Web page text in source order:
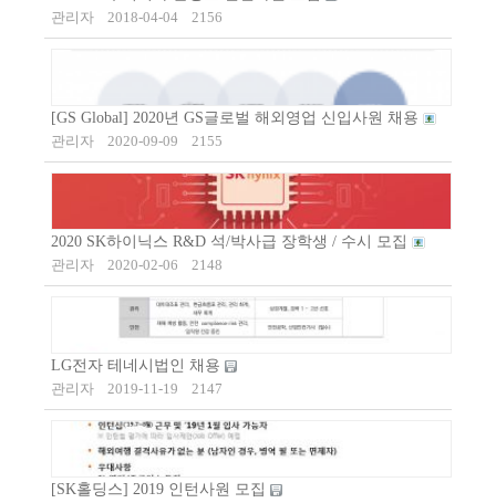
관리자
2018-04-04 2156
[GS Global] 2020년 GS글로벌 해외영업 신입사원 채용
관리자
2020-09-09 2155
2020 SK하이닉스 R&D 석/박사급 장학생 / 수시 모집
관리자
2020-02-06 2148
LG전자 테네시법인 채용
관리자
2019-11-19 2147
[SK홀딩스] 2019 인턴사원 모집